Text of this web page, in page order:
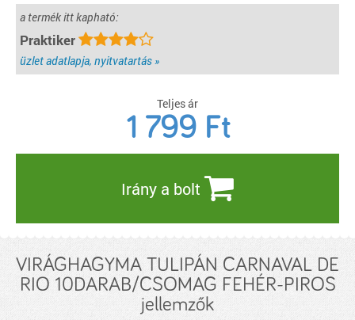
a termék itt kapható:
Praktiker
üzlet adatlapja, nyitvatartás »
Teljes ár
1 799 Ft
Irány a bolt
VIRÁGHAGYMA TULIPÁN CARNAVAL DE
RIO 10DARAB/CSOMAG FEHÉR-PIROS
jellemzők